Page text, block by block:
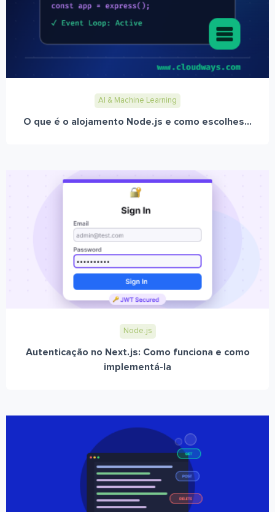
AI & Machine Learning
O que é o alojamento Node.js e como escolhes...
Node.js
Autenticação no Next.js: Como funciona e como
implementá-la